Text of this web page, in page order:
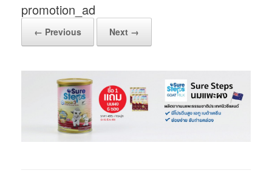
promotion_ad
← Previous Next →